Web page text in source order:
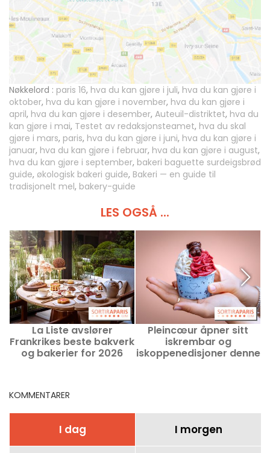
Nøkkelord : paris 16, hva du kan gjøre i juli, hva du kan gjøre i
oktober, hva du kan gjøre i november, hva du kan gjøre i
april, hva du kan gjøre i desember, Auteuil-distriktet, hva du
kan gjøre i mai, Testet av redaksjonsteamet, hva du skal
gjøre i mars, paris, hva du kan gjøre i juni, hva du kan gjøre i
januar, hva du kan gjøre i februar, hva du kan gjøre i august,
hva du kan gjøre i september, bakeri baguette surdeigsbrød
guide, økologisk bakeri guide, Bakeri — en guide til
tradisjonelt mel, bakery-guide
LES OGSÅ ...
La Liste avslører
Frankrikes beste bakverk
og bakerier for 2026
Pleincœur åpner sitt
iskrembar og
iskoppenedisjoner denne
KOMMENTARER
I dag I morgen